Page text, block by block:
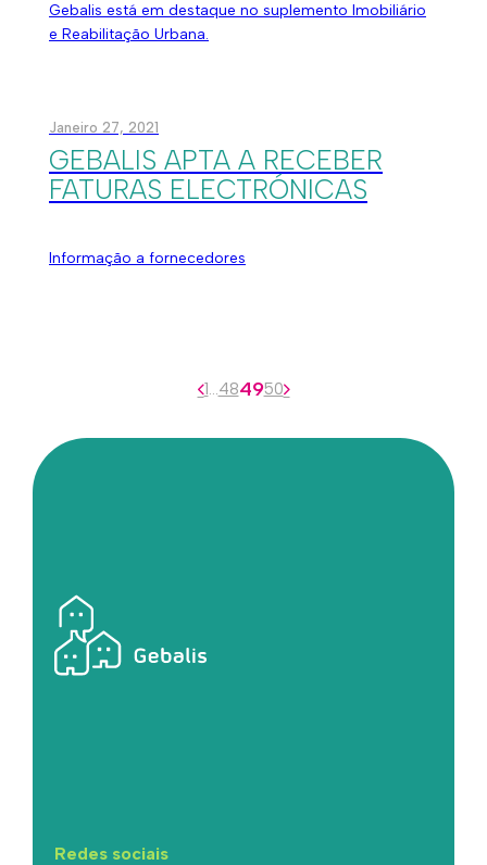
Gebalis está em destaque no suplemento Imobiliário
e Reabilitação Urbana.
Janeiro 27, 2021
GEBALIS APTA A RECEBER
FATURAS ELECTRÓNICAS
Informação a fornecedores
1 484950
Redes sociais